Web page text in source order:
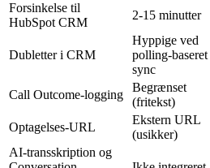
Forsinkelse til
HubSpot CRM
2-15 minutter
Dubletter i CRM
Hyppige ved
polling-baseret
sync
Call Outcome-logging
Begrænset
(fritekst)
Optagelses-URL
Ekstern URL
(usikker)
AI-transskription og